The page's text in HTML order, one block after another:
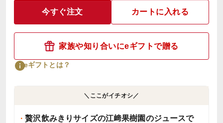
今すぐ注文 カートに入れる
家族や知り合いにeギフトで贈る
eギフトとは？
＼ここがイチオシ／
贅沢飲みきりサイズの江﨑果樹園のジュースで